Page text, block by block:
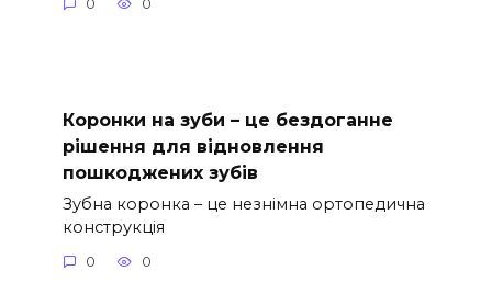
0 0
Коронки на зуби – це бездоганне
рішення для відновлення
пошкоджених зубів
Зубна коронка – це незнімна ортопедична
конструкція
0 0